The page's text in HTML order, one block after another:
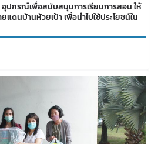
ปกรณ์เพื่อสนับสนุนการเรียนการสอน ให้
แดนบ้านห้วยเป้า เพื่อนำไปใช้ประโยชน์ใน